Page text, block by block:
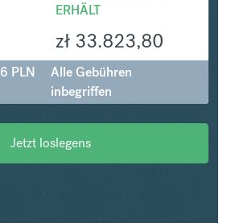
ERHÄLT
zł 33.823,80
PLN
Alle Gebühren
inbegriffen
Jetzt loslegens